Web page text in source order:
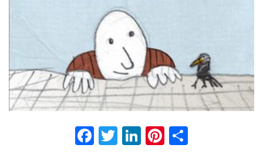
Facebook
Twitter
LinkedIn
Pinterest